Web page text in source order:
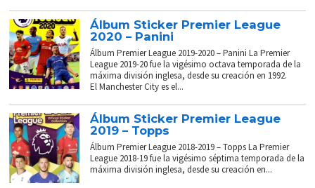
Álbum Sticker Premier League
2020 – Panini
Álbum Premier League 2019-2020 – Panini La Premier
League 2019-20 fue la vigésimo octava temporada de la
máxima división inglesa, desde su creación en 1992.
El Manchester City es el...
Álbum Sticker Premier League
2019 – Topps
Álbum Premier League 2018-2019 – Topps La Premier
League 2018-19 fue la vigésimo séptima temporada de la
máxima división inglesa, desde su creación en...